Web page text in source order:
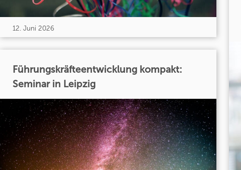
12. Juni 2026
Führungskräfteentwicklung kompakt:
Seminar in Leipzig